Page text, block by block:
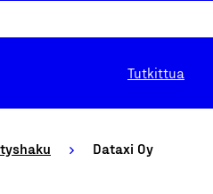
Tutkittua
Dataxi Oy